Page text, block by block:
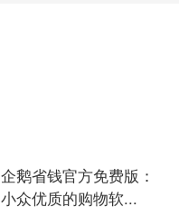
企鹅省钱官方免费版：
小众优质的购物软...